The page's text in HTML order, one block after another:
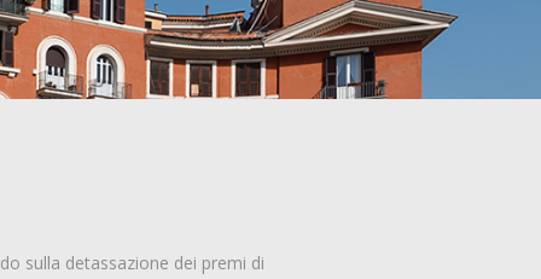
sulla detassazione dei premi di